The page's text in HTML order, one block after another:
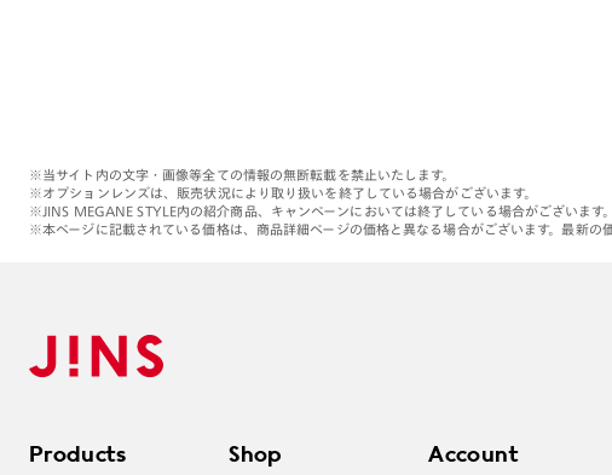
※当サイト内の文字・画像等全ての情報の無断転載を禁止いたします。
※オプションレンズは、販売状況により取り扱いを終了している場合がございます。
※JINS MEGANE STYLE内の紹介商品、キャンペーンにおいては終了している場合がございます。
※本ページに記載されている価格は、商品詳細ページの価格と異なる場合がございます。最新の
Products Shop Account